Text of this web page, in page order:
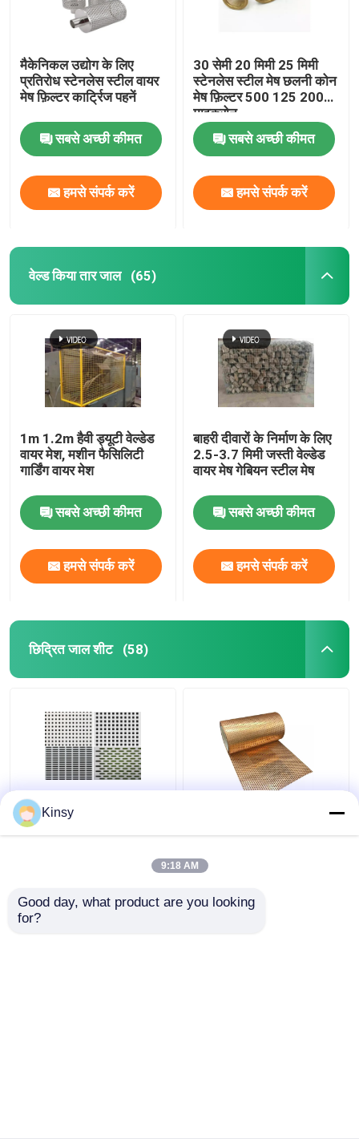
मैकेनिकल उद्योग के लिए
प्रतिरोध स्टेनलेस स्टील वायर
मेष फ़िल्टर कार्ट्रिज पहनें
सबसे अच्छी कीमत
हमसे संपर्क करें
30 सेमी 20 मिमी 25 मिमी
स्टेनलेस स्टील मेष छलनी कोन
मेष फ़िल्टर 500 125 200
माइक्रोन
सबसे अच्छी कीमत
हमसे संपर्क करें
वेल्ड किया तार जाल (65)
1m 1.2m हैवी ड्यूटी वेल्डेड
वायर मेश, मशीन फैसिलिटी
गार्डिंग वायर मेश
सबसे अच्छी कीमत
हमसे संपर्क करें
बाहरी दीवारों के निर्माण के लिए
2.5-3.7 मिमी जस्ती वेल्डेड
वायर मेष गेबियन स्टील मेष
सबसे अच्छी कीमत
हमसे संपर्क करें
छिद्रित जाल शीट (58)
0.2-100 मिमी होल छिद्रित
मेश शीट राइस मिल स्क्रीन
Kinsy
9:18 AM
Good day, what product are you looking
for?